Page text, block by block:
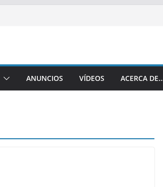
ANUNCIOS VÍDEOS ACERCA